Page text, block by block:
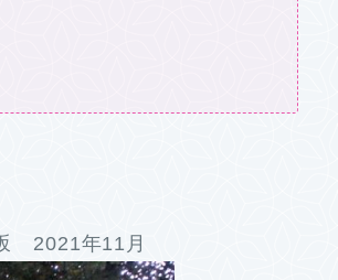
2021年11月